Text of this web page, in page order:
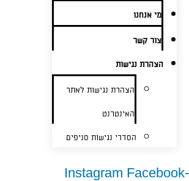
מי אנחנו
צור קשר
הצהרת נגישות
הצהרת נגישות לאתר
האינטרנט
הסדרי נגישות סניפים
Instagram Facebook-